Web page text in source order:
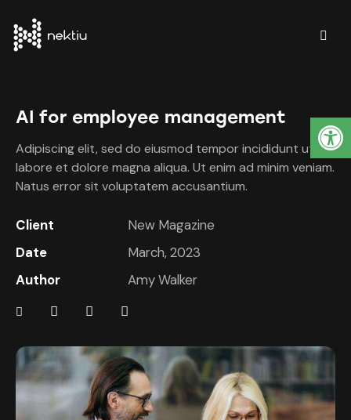
AI for employee management
Adipiscing elit, sed do eiusmod tempor incididunt ut
labore et dolore magna aliqua. Ut enim ad minim veniam.
Natus error sit voluptatem accusantium.
Client
New Magazine
Date
March, 2023
Author
Amy Walker
Abrir barra de herramientas